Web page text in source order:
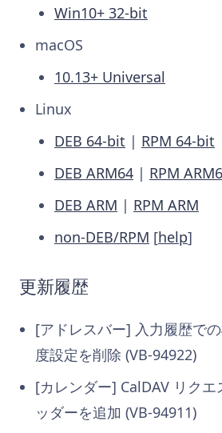
Win10+ 32-bit
macOS
10.13+ Universal
Linux
DEB 64-bit | RPM 64-bit
DEB ARM64 | RPM
DEB ARM | RPM ARM
non-DEB/RPM [help]
更新履歴
[アドレスバー] 入力履歴で
度設定を削除 (VB-94922)
[カレンダー] CalDAV リク
ッダーを追加 (VB-94911)